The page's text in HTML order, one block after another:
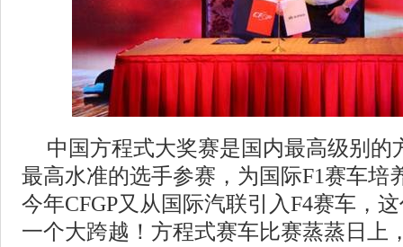
中国方程式大奖赛是国内最高级别的
最高水准的选手参赛，为国际F1赛车培
今年CFGP又从国际汽联引入F4赛车，
一个大跨越！方程式赛车比赛蒸蒸日上